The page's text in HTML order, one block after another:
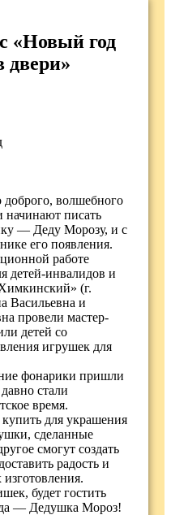
«Новый год
двери»
волшебного
начинают писать
— Деду Морозу, и с
его появления.
работе
детей-инвалидов и
(г.
Васильевна и
провели мастер-
детей со
игрушек для
фонарики пришли
стали
время.
для украшения
сделанные
смогут создать
радость и
изготовления.
будет гостить
— Дедушка Мороз!